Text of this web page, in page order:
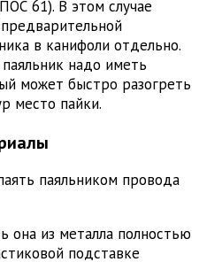
61). В этом случае
в канифоли отдельно.
надо иметь
может быстро разогреть
место пайки.
паяльником провода
она из металла полностью
подставке